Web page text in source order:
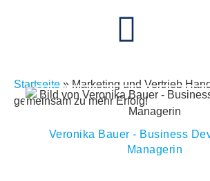
Startseite » Marketing und Vertrieb
gemeinsam zu mehr Erfolg!
Veronika Bauer - Business
Managerin